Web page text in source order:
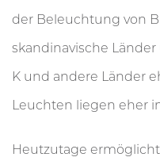
der Beleuchtung von
skandinavische
K und andere Länder
Leuchten liegen eher
Heutzutage